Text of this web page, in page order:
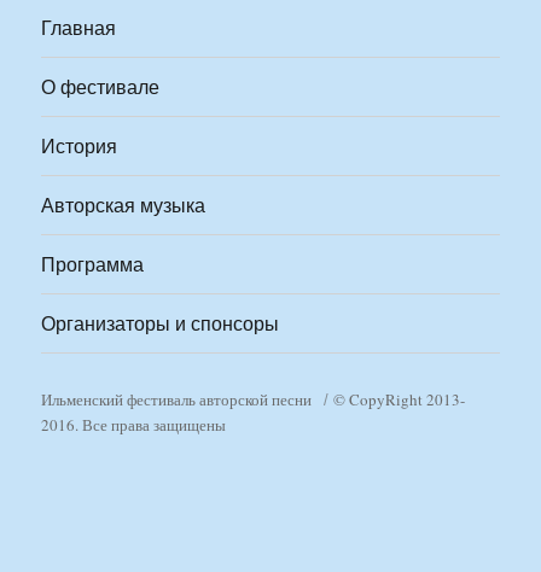
Главная
О фестивале
История
Авторская музыка
Программа
Организаторы и спонсоры
Ильменский фестиваль авторской песни
© CopyRight 2013-
2016. Все права защищены